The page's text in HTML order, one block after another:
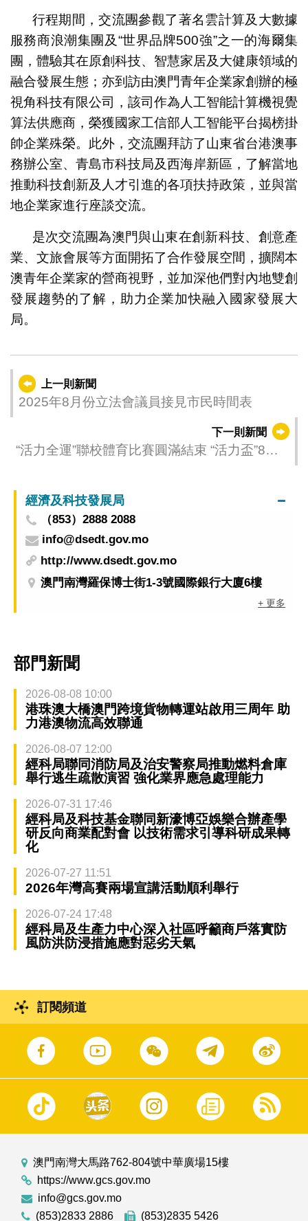
行程期間，交流團參觀了著名雲計算及大數據
服務商浪潮集團及“世界品牌500強”之一的海爾集
團，體驗其在原創科技、智慧家居及大健康領域的
融合發展生態；亦到訪由澳門青年企業家創辦的極
視角科技有限公司，該司作為人工智能計算機視覺
算法供應商，榮獲國家工信部人工智能平台揭榜掛
帥企業殊榮。此外，交流團拜訪了山東省台港澳事
務辦公室、青島市科技局及西海岸新區，了解當地
推動科技創新及人才引進的各項扶持政策，並與當
地企業家進行座談交流。
是次交流團為澳門與山東在創新科技、創意產
業、文旅會展等方面開拓了合作發展空間，擴闊本
澳青年企業家的營商視野，並加深他們對內地雙創
發展趨勢的了解，助力企業加快融入國家發展大
局。
上一則新聞
2025年8月份立法會議員接見市民時間表
下一則新聞
“活力全運”聯校體育比賽圓滿結束 “活力盃”8月
經濟及科技發展局
（853）2888 2088
info@dsedt.gov.mo
http://www.dsedt.gov.mo
澳門南灣羅保博士街1-3號國際銀行大廈6樓
+ 更多
部門新聞
2026-08-08 10:00
港珠澳大橋澳門跨境貨物轉運站啟用三周年 助
力港澳物流高效聯通
2026-08-07 12:00
經科局聯同消防局及治安警察局推動燃料倉庫
舉行逃生疏散演習 強化業界應急處理能力
2026-07-31 17:46
經科局及科技基金聯同新濠博亞娛樂合辦產學
研反向商業配對會 以技術需求引導科研成果轉
化
2026-07-27 11:51
2026年灣高賽兩場宣講活動順利舉行
2026-07-24 17:48
經科局及生產力中心深入社區呼籲商戶落實防
風防洪防浸措施應對惡劣天氣
訂閱頻道
澳門南灣大馬路762-804號中華廣場15樓
https://www.gcs.gov.mo
info@gcs.gov.mo
(853)2833 2886
(853)2835 5426